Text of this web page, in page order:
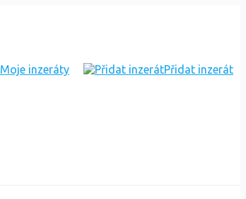
Moje inzeráty Přidat inzerát